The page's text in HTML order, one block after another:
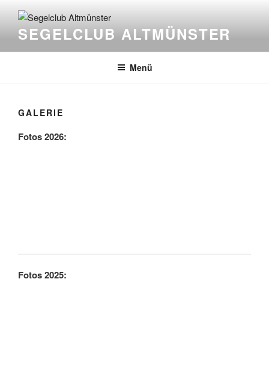
Inhalt
springenSEGELCLUB ALTMÜNSTER
Menü
GALERIE
Fotos 2026:
Fotos 2025: